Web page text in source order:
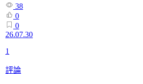
38
0
0
26.07.30
1
評論